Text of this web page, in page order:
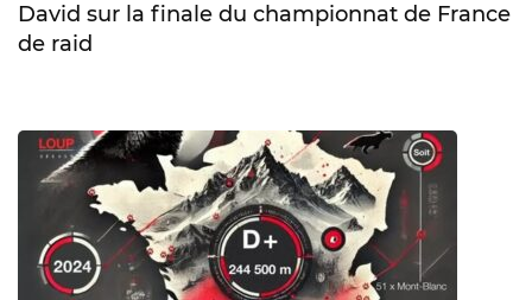
David sur la finale du championnat de France
de raid